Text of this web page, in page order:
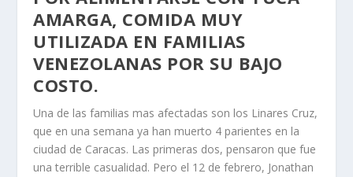
AMARGA, COMIDA MUY
UTILIZADA EN FAMILIAS
VENEZOLANAS POR SU BAJO
COSTO.
Una de las familias mas afectadas son los Linares Cruz,
que en una semana ya han muerto 4 parientes en la
ciudad de Caracas. Las primeras dos, pensaron que fue
una terrible casualidad. Pero el 12 de febrero, Jonathan